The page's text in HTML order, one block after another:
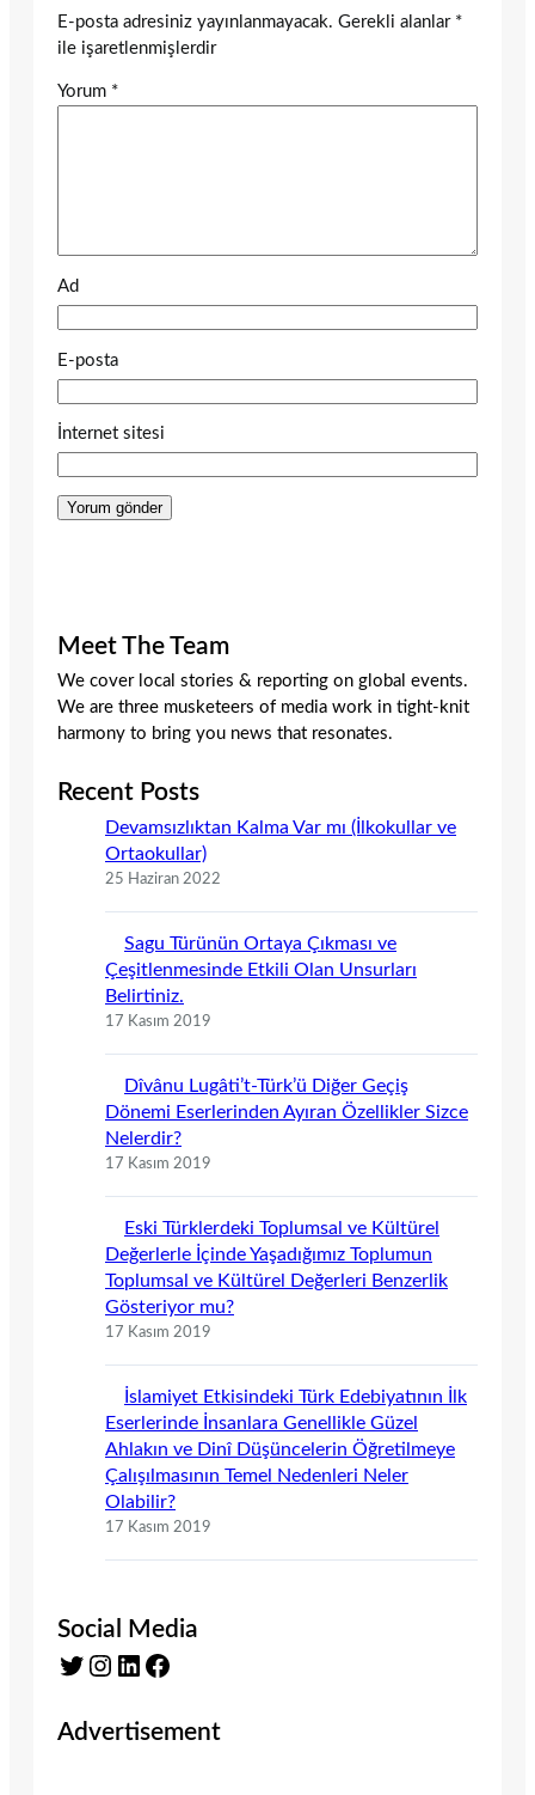
E-posta adresiniz yayınlanmayacak. Gerekli alanlar *
ile işaretlenmişlerdir
Yorum *
Ad
E-posta
İnternet sitesi
Meet The Team
We cover local stories & reporting on global events.
We are three musketeers of media work in tight-knit
harmony to bring you news that resonates.
Recent Posts
Devamsızlıktan Kalma Var mı (İlkokullar ve
Ortaokullar)
25 Haziran 2022
Sagu Türünün Ortaya Çıkması ve
Çeşitlenmesinde Etkili Olan Unsurları
Belirtiniz.
17 Kasım 2019
Dîvânu Lugâti’t-Türk’ü Diğer Geçiş
Dönemi Eserlerinden Ayıran Özellikler Sizce
Nelerdir?
17 Kasım 2019
Eski Türklerdeki Toplumsal ve Kültürel
Değerlerle İçinde Yaşadığımız Toplumun
Toplumsal ve Kültürel Değerleri Benzerlik
Gösteriyor mu?
17 Kasım 2019
İslamiyet Etkisindeki Türk Edebiyatının İlk
Eserlerinde İnsanlara Genellikle Güzel
Ahlakın ve Dinî Düşüncelerin Öğretilmeye
Çalışılmasının Temel Nedenleri Neler
Olabilir?
17 Kasım 2019
Social Media
Twitter Instagram LinkedIn Facebook
Advertisement